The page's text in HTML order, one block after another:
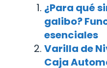
¿Para qué
galibo?
esenciales
Varilla de
Caja